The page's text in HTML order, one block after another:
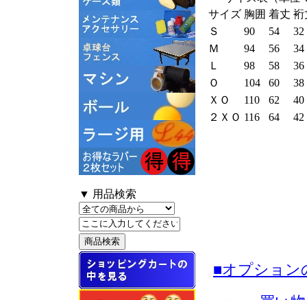
▼ 用品検索
サイズ 胸囲 着丈 裄
Ｓ
90 54
32
Ｍ
94 56
34
Ｌ
98 58
36
Ｏ
104 60
38
ＸＯ
110 62
40
２ＸＯ 116 64 42
■オプション